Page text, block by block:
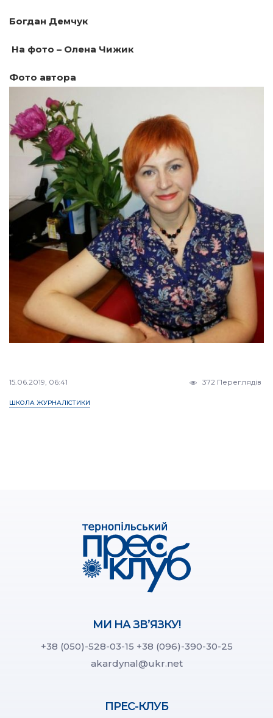
Богдан Демчук
На фото – Олена Чижик
Фото автора
15.06.2019, 06:41 372 Переглядів
ШКОЛА ЖУРНАЛІСТИКИ
МИ НА ЗВ’ЯЗКУ!
+38 (050)-528-03-15 +38 (096)-390-30-25
akardynal@ukr.net
ПРЕС-КЛУБ